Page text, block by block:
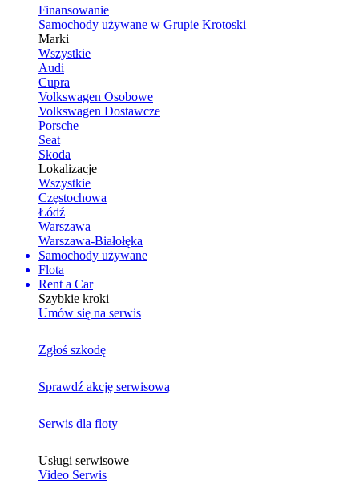
Finansowanie
Samochody używane w Grupie Krotoski
Marki
Wszystkie
Audi
Cupra
Volkswagen Osobowe
Volkswagen Dostawcze
Porsche
Seat
Skoda
Lokalizacje
Wszystkie
Częstochowa
Łódź
Warszawa
Warszawa-Białołęka
Samochody używane
Flota
Rent a Car
Szybkie kroki
Umów się na serwis
Zgłoś szkodę
Sprawdź akcję serwisową
Serwis dla floty
Usługi serwisowe
Video Serwis